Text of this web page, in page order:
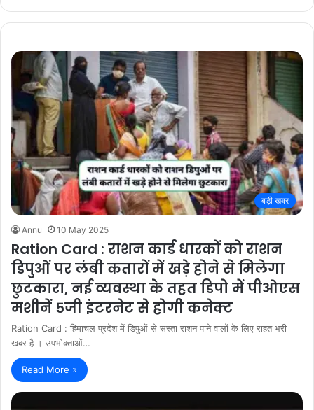
बड़ी खबर
Annu 10 May 2025
Ration Card : राशन कार्ड धारकों को राशन
डिपुओं पर लंबी कतारों में खड़े होने से मिलेगा
छुटकारा, नई व्यवस्था के तहत डिपो में पीओएस
मशीनें 5जी इंटरनेट से होगी कनेक्ट
Ration Card : हिमाचल प्रदेश में डिपुओं से सस्ता राशन पाने वालों के लिए राहत भरी
खबर है । उपभोक्ताओं…
Read More »